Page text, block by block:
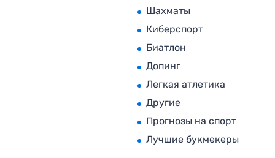
Шахматы
Киберспорт
Биатлон
Допинг
Легкая атлетика
Другие
Прогнозы на спорт
Лучшие букмекеры